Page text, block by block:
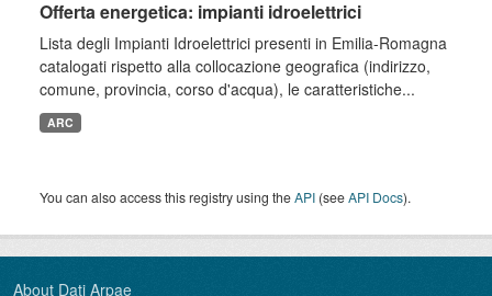
Offerta energetica: impianti idroelettrici
Lista degli Impianti Idroelettrici presenti in Emilia-Romagna
catalogati rispetto alla collocazione geografica (indirizzo,
comune, provincia, corso d'acqua), le caratteristiche...
ARC
You can also access this registry using theAPI (seeAPI Docs).
About Dati Arpae